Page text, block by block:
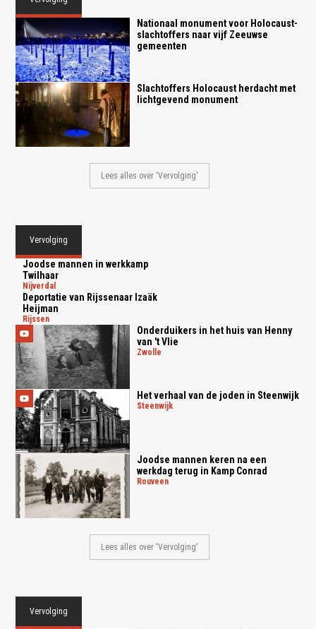
Nationaal monument voor Holocaust-
slachtoffers naar vijf Zeeuwse
gemeenten
Slachtoffers Holocaust herdacht met
lichtgevend monument
Lees alles over 'Vervolging'
Vervolging
Joodse mannen in werkkamp
Twilhaar
nijverdal
Deportatie van Rijssenaar Izaäk
Heijman
rijssen
Onderduikers in het huis van Henny
van 't Vlie
zwolle
Het verhaal van de joden in Steenwijk
steenwijk
Joodse mannen keren na een
werkdag terug in Kamp Conrad
rouveen
Lees alles over 'Vervolging'
Vervolging